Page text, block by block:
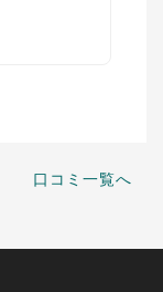
口コミ一覧へ